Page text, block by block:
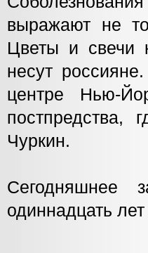
выражают не
Цветы и свечи
несут
центре Нью-
постпредства,
Чуркин.
Сегодняшнее
одиннадцать